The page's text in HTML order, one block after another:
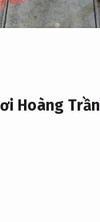
Hoàng Trần